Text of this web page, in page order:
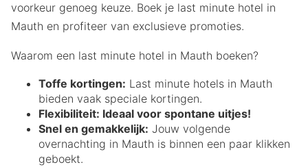
voorkeur genoeg keuze. Boek je last minute hotel in
Mauth en profiteer van exclusieve promoties.
Waarom een last minute hotel in Mauth boeken?
Toffe kortingen: Last minute hotels in Mauth
bieden vaak speciale kortingen.
Flexibiliteit: Ideaal voor spontane uitjes!
Snel en gemakkelijk: Jouw volgende
overnachting in Mauth is binnen een paar klikken
geboekt.